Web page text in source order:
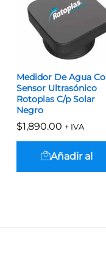
Medidor De Agua
Sensor Ultrasónico
Rotoplas C/p Solar
Negro
$1,890.00 + IVA
$1,890.00
Añadir al